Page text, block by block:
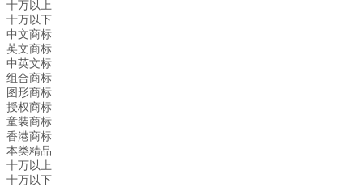
十万以上
十万以下
中文商标
英文商标
中英文标
组合商标
图形商标
授权商标
童装商标
香港商标
本类精品
十万以上
十万以下